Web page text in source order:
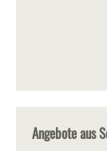
Angebote aus